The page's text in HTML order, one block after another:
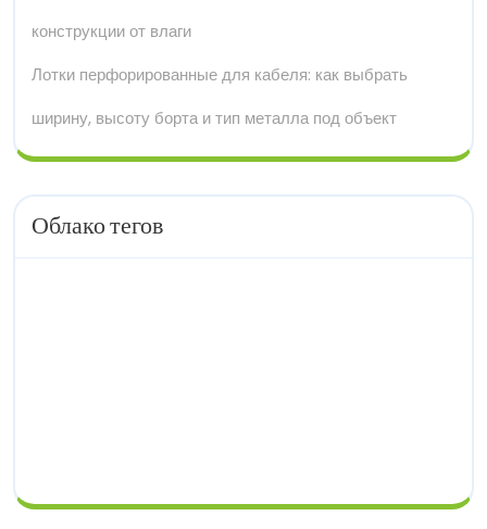
конструкции от влаги
Лотки перфорированные для кабеля: как выбрать
ширину, высоту борта и тип металла под объект
Облако тегов